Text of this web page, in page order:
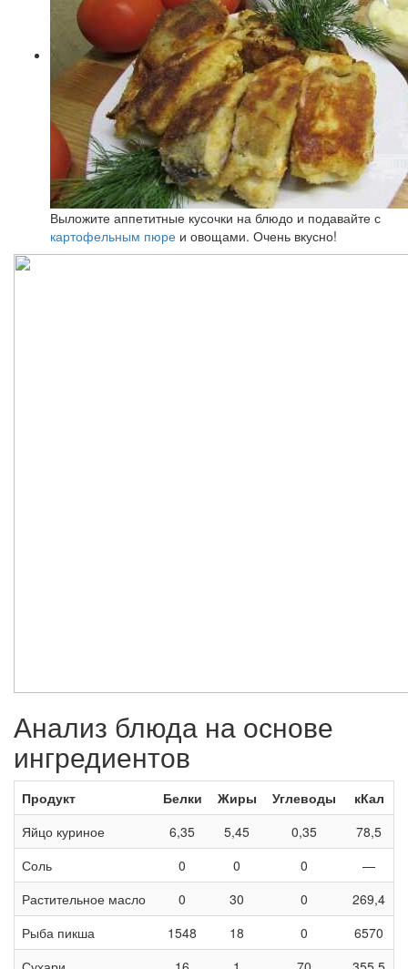
Выложите аппетитные кусочки на блюдо и подавайте с
картофельным пюре и овощами. Очень вкусно!
Анализ блюда на основе
ингредиентов
Продукт Белки Жиры Углеводы
кКал
Яйцо куриное
6,35 5,45 0,35
78,5
Соль
0 0 0
—
Растительное масло
0 30 0
269,4
Рыба пикша
1548 18 0
6570